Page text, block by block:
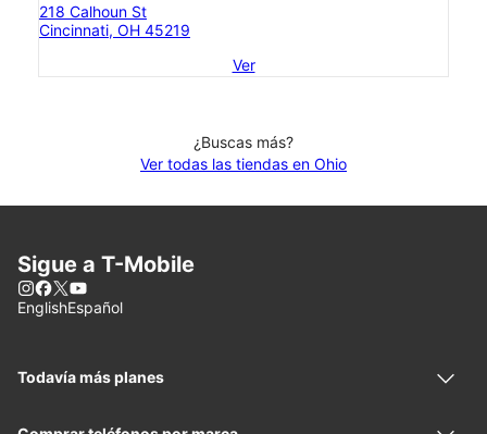
218 Calhoun St
Cincinnati, OH 45219
Ver
¿Buscas más?
Ver todas las tiendas en Ohio